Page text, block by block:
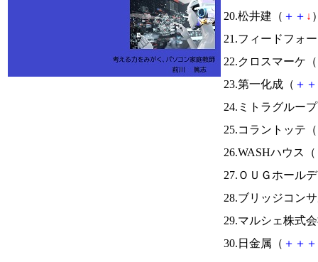
20.松井建（ ＋ ＋ ↓
21.フィードフォ
22.クロスマーケ（
23.第一化成（ ＋ ＋
24.ミトラグルー
25.コラントッテ（
26.WASHハウス（
27.ＯＵＧホール
28.ブリッジコン
29.マルシェ株式
30.日金属（ ＋ ＋ ＋